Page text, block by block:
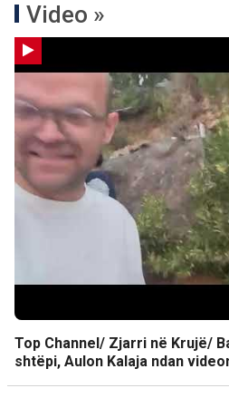
Video »
Top Channel/ Zjarri në Krujë/
shtëpi, Aulon Kalaja ndan